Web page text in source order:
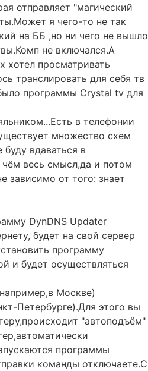
отправляет "магический
я чего-то не так
на ББ ,но ни чего не вышло
не включался.А
хотел просматривать
транслировать для себя тв
программы Crystal tv для
в телефонии
множество схем
вдаваться в
весь смысл,да и потом
зависимо от того: знает
DynDNS Updater
будет на свой сервер
программу
и будет осуществляться
Москве)
Петербурге).Для этого вы
"автоподъём"
программы
команды отключаете.С